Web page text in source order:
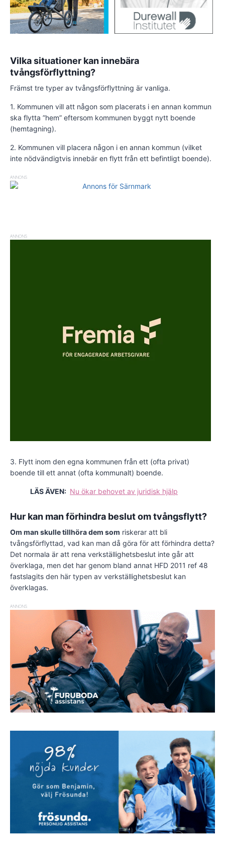
Vilka situationer kan innebära
tvångsförflyttning?
Främst tre typer av tvångsförflyttning är vanliga.
1. Kommunen vill att någon som placerats i en annan kommun
ska flytta ”hem” eftersom kommunen byggt nytt boende
(hemtagning).
2. Kommunen vill placera någon i en annan kommun (vilket
inte nödvändigtvis innebär en flytt från ett befintligt boende).
ANNONS
ANNONS
3. Flytt inom den egna kommunen från ett (ofta privat)
boende till ett annat (ofta kommunalt) boende.
LÄS ÄVEN: Nu ökar behovet av juridisk hjälp
Hur kan man förhindra beslut om tvångsflytt?
Om man skulle tillhöra dem som riskerar att bli
tvångsförflyttad, vad kan man då göra för att förhindra detta?
Det normala är att rena verkställighetsbeslut inte går att
överklaga, men det har genom bland annat HFD 2011 ref 48
fastslagits den här typen av verkställighetsbeslut kan
överklagas.
ANNONS